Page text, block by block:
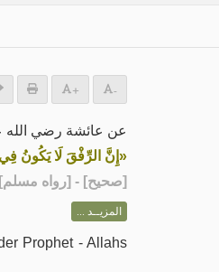
+ -
عن عائشة رضي الله
«إِنَّ الرِّفْقَ لَا يَكُونُ
[صحيح] - [رواه مسلم]
المزيــد ...
Prophet - Allahs